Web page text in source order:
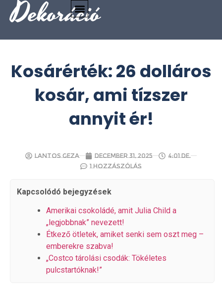
Dekoráció
Kosárérték: 26 dolláros
kosár, ami tízszer
annyit ér!
Lantos Geza december 31, 2025
4:01 de.
1 hozzászólás
Kapcsolódó bejegyzések
Amerikai csokoládé, amit Julia Child a
„legjobbnak” nevezett!
Étkező ötletek, amiket senki sem oszt meg –
emberekre szabva!
„Costco tárolási csodák: Tökéletes
pulcstartóknak!”